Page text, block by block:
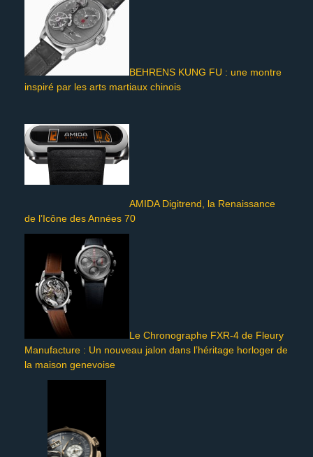
BEHRENS KUNG FU : une montre
inspiré par les arts martiaux chinois
AMIDA Digitrend, la Renaissance
de l’Icône des Années 70
Le Chronographe FXR-4 de Fleury
Manufacture : Un nouveau jalon dans l’héritage horloger de
la maison genevoise